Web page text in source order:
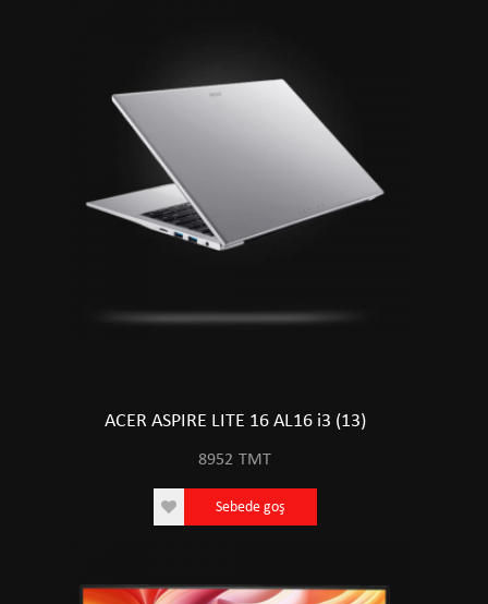
ACER ASPIRE LITE 16 AL16 i3 (13)
8952 TMT
Sebede goş